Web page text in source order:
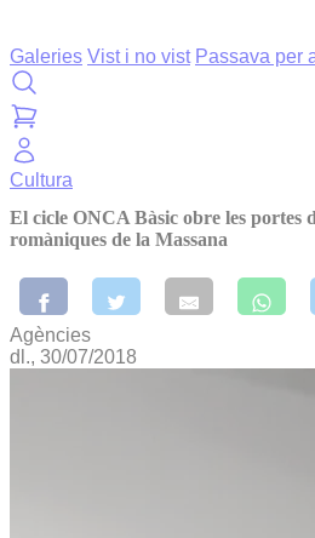
Galeries Vist i no vist Passava per
Cultura
El cicle ONCA Bàsic obre les portes
romàniques de la Massana
Agències
dl., 30/07/2018